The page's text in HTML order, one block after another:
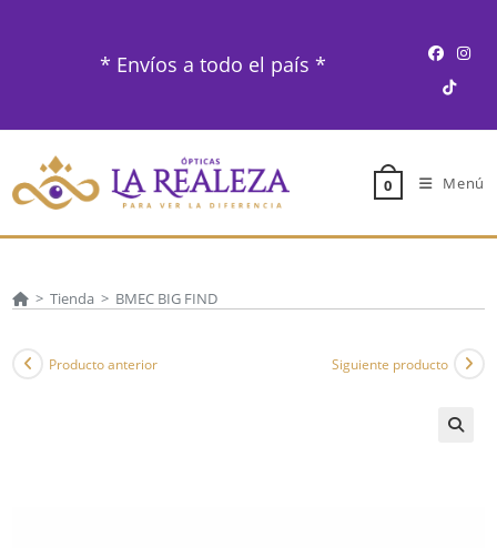
* Envíos a todo el país *
0 Menú
> Tienda > BMEC BIG FIND
Producto anterior Siguiente producto